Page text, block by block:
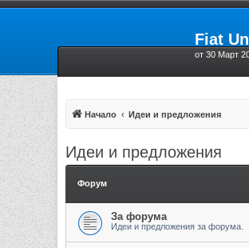
Fiat
от 30 Март
Начало Идеи и предложения
Идеи и предложения
Форум
За форума
Идеи и предложения за форума.